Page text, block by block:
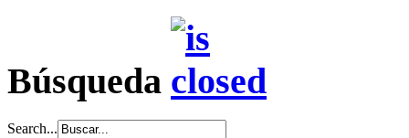
Búsqueda
Search...